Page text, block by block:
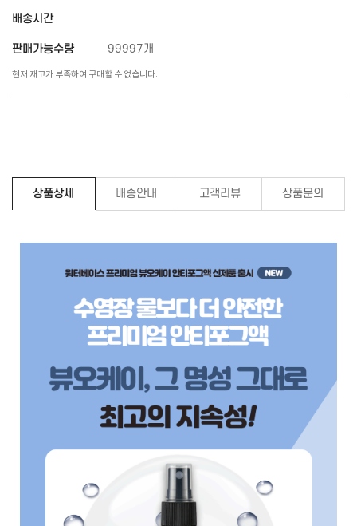
배송시간
판매가능수량 99997개
현재 재고가 부족하여 구매할 수 없습니다.
상품상세 배송안내 고객리뷰 상품문의